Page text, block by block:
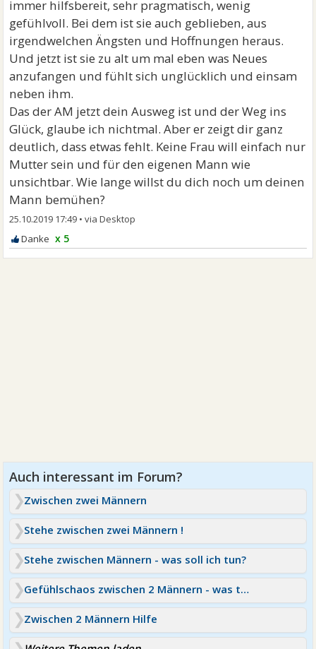
immer hilfsbereit, sehr pragmatisch, wenig
gefühlvoll. Bei dem ist sie auch geblieben, aus
irgendwelchen Ängsten und Hoffnungen heraus.
Und jetzt ist sie zu alt um mal eben was Neues
anzufangen und fühlt sich unglücklich und einsam
neben ihm.
Das der AM jetzt dein Ausweg ist und der Weg ins
Glück, glaube ich nichtmal. Aber er zeigt dir ganz
deutlich, dass etwas fehlt. Keine Frau will einfach nur
Mutter sein und für den eigenen Mann wie
unsichtbar. Wie lange willst du dich noch um deinen
Mann bemühen?
25.10.2019 17:49 •
x 5
Zwischen zwei Männern
Stehe zwischen zwei Männern !
Stehe zwischen Männern - was soll ich tun?
Gefühlschaos zwischen 2 Männern - was tun?
Zwischen 2 Männern Hilfe